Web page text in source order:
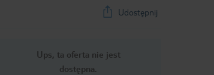
Udostępnij
Ups, ta oferta nie jest
dostępna.